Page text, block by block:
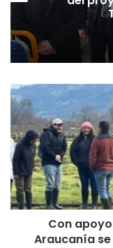
C
o
n
a
p
o
y
o
C
Con
Araucanía